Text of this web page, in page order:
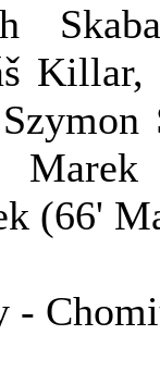
(66'
-